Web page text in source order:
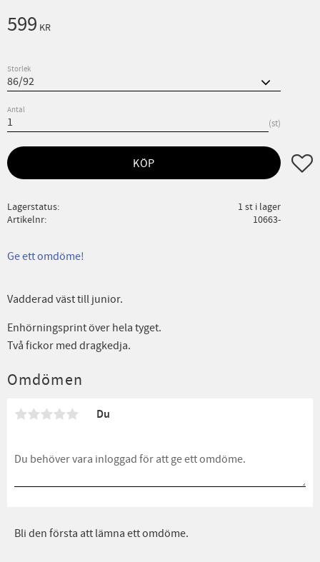
599 KR
Storlek
Antal
st
KÖP Lägg
Lagerstatus
1 st i lager
Artikelnr
10663-
Ge ett omdöme!
Vadderad väst till junior.
Enhörningsprint över hela tyget.
Två fickor med dragkedja.
Omdömen
Du
Bli den första att lämna ett omdöme.